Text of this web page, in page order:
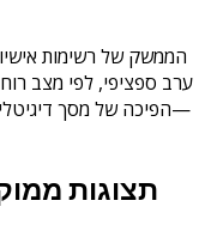
הממשק של רשימות
ערב ספציפי, לפי מצב רוח
—הפיכה של מסך
תצוגות